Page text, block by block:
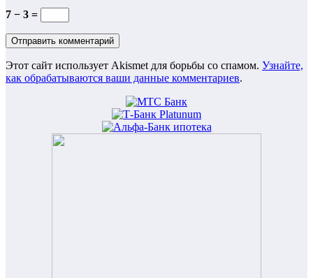
7 − 3 =
Этот сайт использует Akismet для борьбы со спамом. Узнайте,
как обрабатываются ваши данные комментариев.